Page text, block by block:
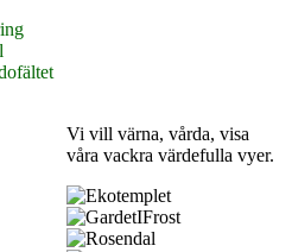
Vi vill värna, vårda, visa
våra vackra värdefulla vyer.